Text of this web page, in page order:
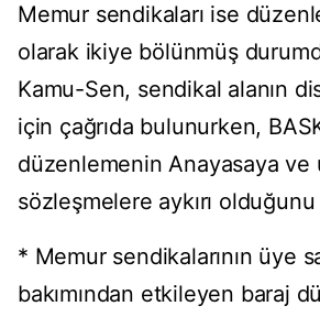
Memur sendikaları ise
olarak ikiye bölünmüş
Kamu-Sen, sendikal alanın
için çağrıda bulunurken,
düzenlemenin Anayasaya ve
sözleşmelere aykırı
* Memur sendikalarının üye
bakımından etkileyen baraj